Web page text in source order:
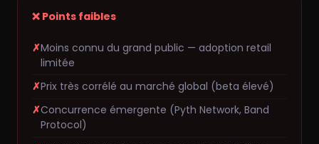
❌ Points faibles
Moins connu du grand public — adoption retail
limitée
Prix très corrélé au marché global (beta élevé)
Concurrence émergente (Pyth Network, Band
Protocol)